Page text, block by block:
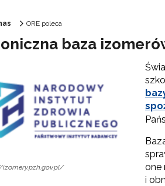
Rozwoju Edukacji"
ORE poleca
baza
izomery.pzh.gov.pl/
one
i